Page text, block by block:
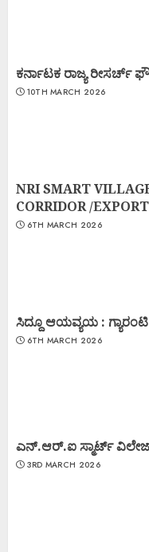
ಕರ್ನಾಟಕ ರಾಜ್ಯ
10TH MARCH 2026
NRI SMART
CORRIDOR /
6TH MARCH 2026
ಸಿದ್ದೂ ಆಯವ್ಯಯ :
6TH MARCH 2026
ಎನ್.ಆರ್.ಐ ಸ್ಮಾರ್ಟ್
3RD MARCH 2026